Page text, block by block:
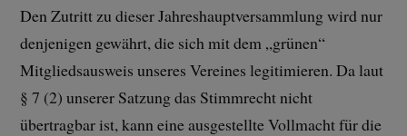
Den Zutritt zu dieser Jahreshauptversammlung wird nur
denjenigen gewährt, die sich mit dem „grünen“
Mitgliedsausweis unseres Vereines legitimieren. Da laut
§ 7 (2) unserer Satzung das Stimmrecht nicht
übertragbar ist, kann eine ausgestellte Vollmacht für die